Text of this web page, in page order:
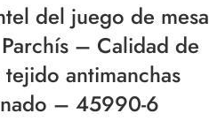
del juego de mesa
– Calidad de
antimanchas
– 45990-6